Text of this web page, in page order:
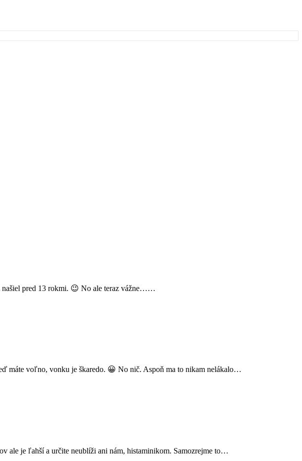
našiel pred 13 rokmi. 😉 No ale teraz vážne……
máte voľno, vonku je škaredo. 😀 No nič. Aspoň ma to nikam nelákalo…
ale je ľahší a určite neublíži ani nám, histaminikom. Samozrejme to…